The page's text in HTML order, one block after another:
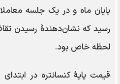
رسید که نشان‌دهندۀ رسیدن
لحظه خاص بود.